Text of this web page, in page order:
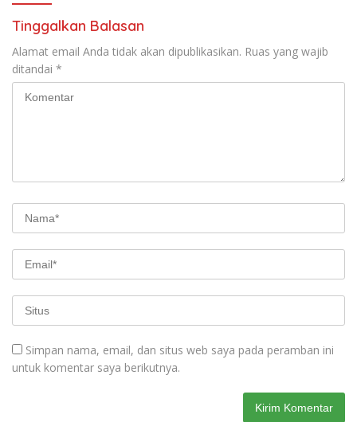
Tinggalkan Balasan
Alamat email Anda tidak akan dipublikasikan. Ruas yang wajib
ditandai *
Simpan nama, email, dan situs web saya pada peramban ini
untuk komentar saya berikutnya.